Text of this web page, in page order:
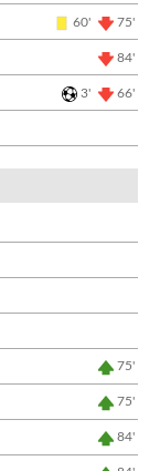
60' 75'
84'
3' 66'
75'
75'
84'